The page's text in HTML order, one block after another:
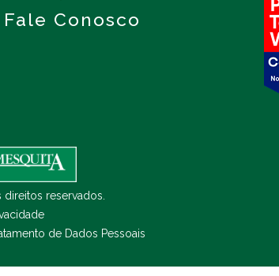
Fale Conosco
direitos reservados.
de Dados Pessoais